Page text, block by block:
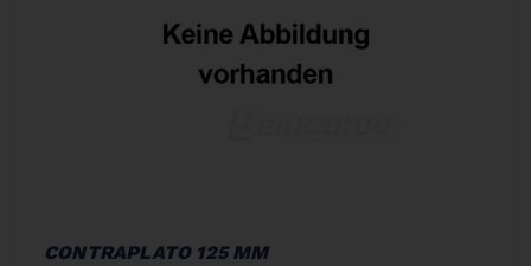
CONTRAPLATO 125 MM